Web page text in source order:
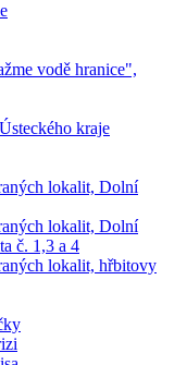
vodě hranice",
kraje
lokalit, Dolní
lokalit, Dolní
č. 1,3 a 4
lokalit, hřbitovy